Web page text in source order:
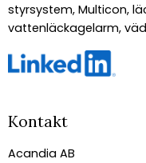
styrsystem, Multicon,
vattenläckagelarm,
Kontakt
Acandia AB